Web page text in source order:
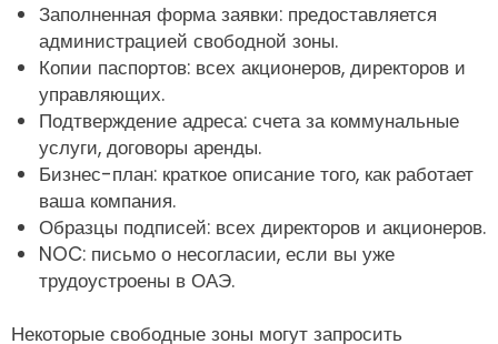
Заполненная форма заявки: предоставляется
администрацией свободной зоны.
Копии паспортов: всех акционеров, директоров и
управляющих.
Подтверждение адреса: счета за коммунальные
услуги, договоры аренды.
Бизнес-план: краткое описание того, как работает
ваша компания.
Образцы подписей: всех директоров и акционеров.
NOC: письмо о несогласии, если вы уже
трудоустроены в ОАЭ.
Некоторые свободные зоны могут запросить